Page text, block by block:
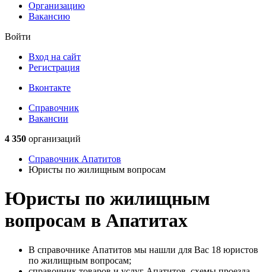
Организацию
Вакансию
Войти
Вход на сайт
Регистрация
Вконтакте
Справочник
Вакансии
4 350 организаций
Справочник Апатитов
Юристы по жилищным вопросам
Юристы по жилищным
вопросам в Апатитах
В справочнике Апатитов мы нашли для Вас 18 юристов
по жилищным вопросам;